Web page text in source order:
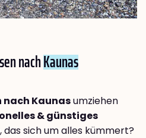
nachKaunas
nach Kaunasumziehen
& günstiges
, das sich um alles kümmert?